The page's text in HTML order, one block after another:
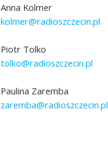
Anna Kolmer
kolmer@radioszczecin.pl
Piotr Tolko
tolko@radioszczecin.pl
Paulina Zaremba
zaremba@radioszczecin.pl